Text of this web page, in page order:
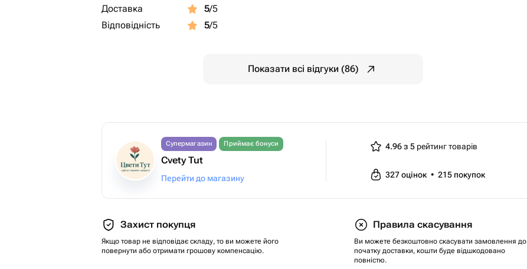
Доставка
5/5
Відповідність
5/5
Показати всі відгуки (86)
Супермагазин Приймає бонуси
Cvety Tut
Перейти до магазину
4.96 з 5 рейтинг товарів
327оцінок • 215 покупок
Захист покупця
Якщо товар не відповідає складу, то ви можете його
повернути або отримати грошову компенсацію.
Правила скасування
Ви можете безкоштовно скасувати замовлення до
початку доставки, кошти буде відшкодовано
повністю.